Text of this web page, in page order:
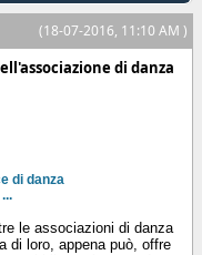
(18-07-2016, 11:10 AM )
di danza
di danza
le associazioni di danza
di loro, appena può, offre